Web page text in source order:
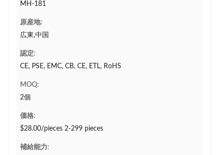
MH-181
原産地:
広東,中国
認定:
CE, PSE, EMC, CB, CE, ETL, RoHS
MOQ:
2個
価格:
$28.00/pieces 2-299 pieces
補給能力: